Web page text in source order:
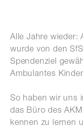
Alle Jahre wieder:
wurde von den
Spendenziel
Ambulantes
So haben wir uns
das Büro des
kennen zu lernen